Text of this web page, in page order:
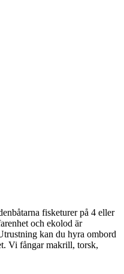
fisketurer på 4 eller
och ekolod är
kan du hyra ombord
Vi fångar makrill, torsk,